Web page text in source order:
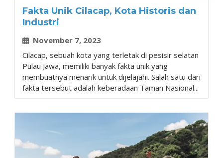
Fakta Unik Cilacap, Kota Historis dan
Industri
November 7, 2023
Cilacap, sebuah kota yang terletak di pesisir selatan
Pulau Jawa, memiliki banyak fakta unik yang
membuatnya menarik untuk dijelajahi. Salah satu dari
fakta tersebut adalah keberadaan Taman Nasional...